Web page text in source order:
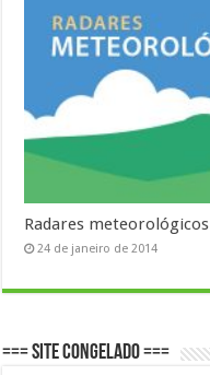
Radares meteorológicos
24 de janeiro de 2014
=== SITE CONGELADO ===